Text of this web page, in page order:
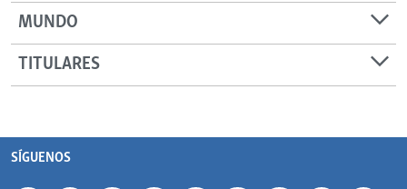
MUNDO
TITULARES
SÍGUENOS